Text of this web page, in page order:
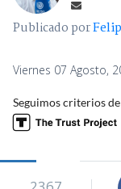
Publicado por
Viernes 07 Agosto,
Seguimos criterios de